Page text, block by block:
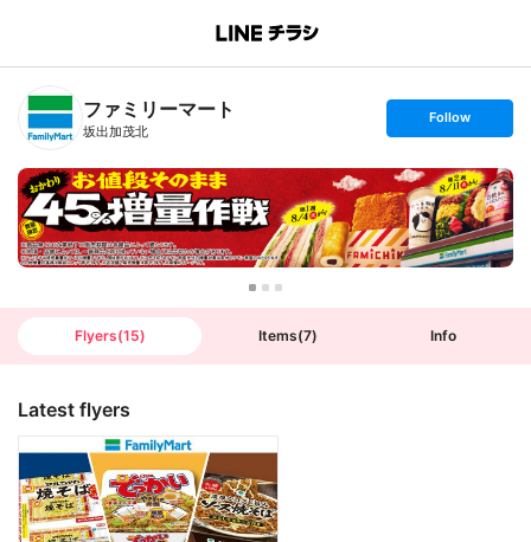
B
n
T
ファミリーマート
坂出加茂北
s
t
o
l
l
o
w
Follow
Flyers(15) Items(7) Info
Latest flyers